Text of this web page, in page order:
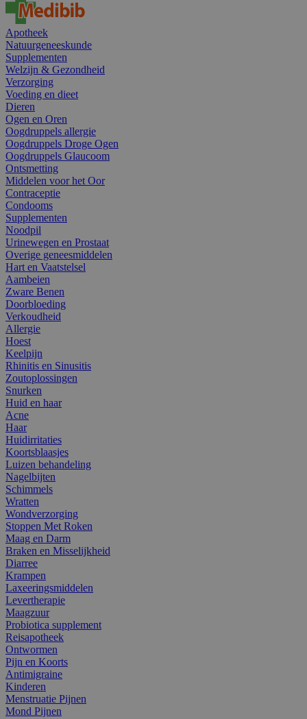
Apotheek
Natuurgeneeskunde
Supplementen
Welzijn & Gezondheid
Verzorging
Voeding en dieet
Dieren
Ogen en Oren
Oogdruppels allergie
Oogdruppels Droge Ogen
Oogdruppels Glaucoom
Ontsmetting
Middelen voor het Oor
Contraceptie
Condooms
Supplementen
Noodpil
Urinewegen en Prostaat
Overige geneesmiddelen
Hart en Vaatstelsel
Aambeien
Zware Benen
Doorbloeding
Verkoudheid
Allergie
Hoest
Keelpijn
Rhinitis en Sinusitis
Zoutoplossingen
Snurken
Huid en haar
Acne
Haar
Huidirritaties
Koortsblaasjes
Luizen behandeling
Nagelbijten
Schimmels
Wratten
Wondverzorging
Stoppen Met Roken
Maag en Darm
Braken en Misselijkheid
Diarree
Krampen
Laxeeringsmiddelen
Levertherapie
Maagzuur
Probiotica supplement
Reisapotheek
Ontwormen
Pijn en Koorts
Antimigraine
Kinderen
Menstruatie Pijnen
Mond Pijnen